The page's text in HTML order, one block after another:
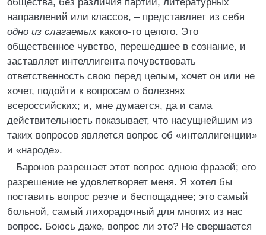
направлений или классов, – представляет из себя
одно из слагаемых какого-то целого. Это
общественное чувство, перешедшее в сознание, и
заставляет интеллигента почувствовать
ответственность свою перед целым, хочет он или не
хочет, подойти к вопросам о болезнях
всероссийских; и, мне думается, да и сама
действительность показывает, что насущнейшим из
таких вопросов является вопрос об «интеллигенции»
и «народе».
Баронов разрешает этот вопрос одною фразой; его
разрешение не удовлетворяет меня. Я хотел бы
поставить вопрос резче и беспощаднее; это самый
больной, самый лихорадочный для многих из нас
вопрос. Боюсь даже, вопрос ли это? Не свершается